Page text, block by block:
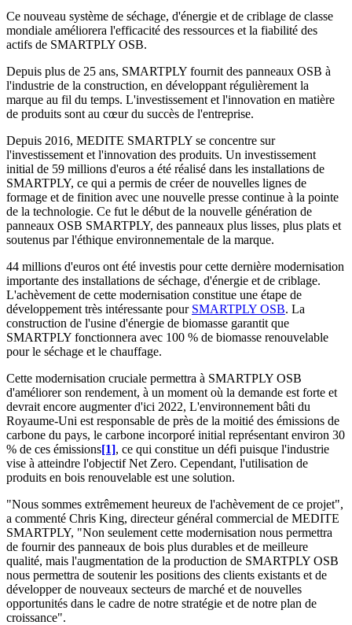
Ce nouveau système de séchage, d'énergie et de criblage de classe
mondiale améliorera l'efficacité des ressources et la fiabilité des
actifs de SMARTPLY OSB.
Depuis plus de 25 ans, SMARTPLY fournit des panneaux OSB à
l'industrie de la construction, en développant régulièrement la
marque au fil du temps. L'investissement et l'innovation en matière
de produits sont au cœur du succès de l'entreprise.
Depuis 2016, MEDITE SMARTPLY se concentre sur
l'investissement et l'innovation des produits. Un investissement
initial de 59 millions d'euros a été réalisé dans les installations de
SMARTPLY, ce qui a permis de créer de nouvelles lignes de
formage et de finition avec une nouvelle presse continue à la pointe
de la technologie. Ce fut le début de la nouvelle génération de
panneaux OSB SMARTPLY, des panneaux plus lisses, plus plats et
soutenus par l'éthique environnementale de la marque.
44 millions d'euros ont été investis pour cette dernière modernisation
importante des installations de séchage, d'énergie et de criblage.
L'achèvement de cette modernisation constitue une étape de
développement très intéressante pour SMARTPLY OSB. La
construction de l'usine d'énergie de biomasse garantit que
SMARTPLY fonctionnera avec 100 % de biomasse renouvelable
pour le séchage et le chauffage.
Cette modernisation cruciale permettra à SMARTPLY OSB
d'améliorer son rendement, à un moment où la demande est forte et
devrait encore augmenter d'ici 2022, L'environnement bâti du
Royaume-Uni est responsable de près de la moitié des émissions de
carbone du pays, le carbone incorporé initial représentant environ 30
% de ces émissions[1], ce qui constitue un défi puisque l'industrie
vise à atteindre l'objectif Net Zero. Cependant, l'utilisation de
produits en bois renouvelable est une solution.
"Nous sommes extrêmement heureux de l'achèvement de ce projet",
a commenté Chris King, directeur général commercial de MEDITE
SMARTPLY, "Non seulement cette modernisation nous permettra
de fournir des panneaux de bois plus durables et de meilleure
qualité, mais l'augmentation de la production de SMARTPLY OSB
nous permettra de soutenir les positions des clients existants et de
développer de nouveaux secteurs de marché et de nouvelles
opportunités dans le cadre de notre stratégie et de notre plan de
croissance".